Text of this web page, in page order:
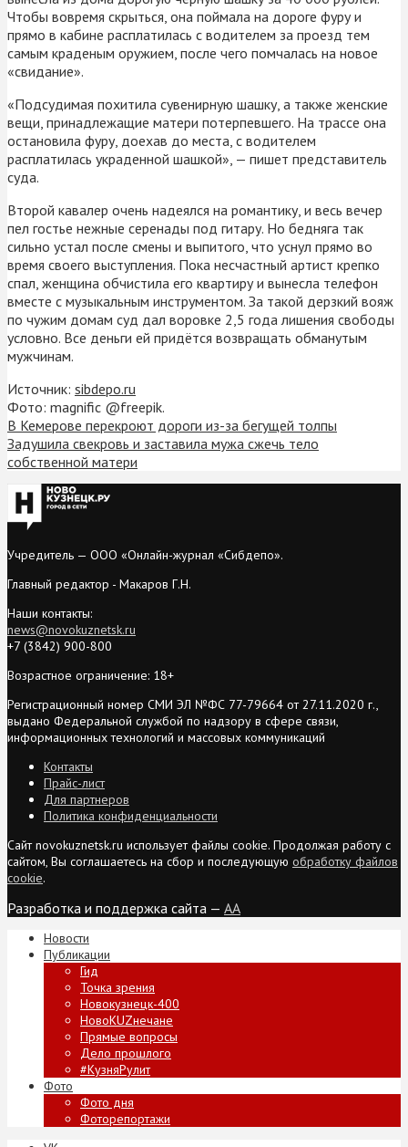
Чтобы вовремя скрыться, она поймала на дороге фуру и
прямо в кабине расплатилась с водителем за проезд тем
самым краденым оружием, после чего помчалась на новое
«свидание».
«Подсудимая похитила сувенирную шашку, а также женские
вещи, принадлежащие матери потерпевшего. На трассе она
остановила фуру, доехав до места, с водителем
расплатилась украденной шашкой», — пишет представитель
суда.
Второй кавалер очень надеялся на романтику, и весь вечер
пел гостье нежные серенады под гитару. Но бедняга так
сильно устал после смены и выпитого, что уснул прямо во
время своего выступления. Пока несчастный артист крепко
спал, женщина обчистила его квартиру и вынесла телефон
вместе с музыкальным инструментом. За такой дерзкий вояж
по чужим домам суд дал воровке 2,5 года лишения свободы
условно. Все деньги ей придётся возвращать обманутым
мужчинам.
Источник: sibdepo.ru
Фото: magnific @freepik.
В Кемерове перекроют дороги из-за бегущей толпы
Задушила свекровь и заставила мужа сжечь тело
собственной матери
Учредитель — ООО «Онлайн-журнал «Сибдепо».
Главный редактор - Макаров Г.Н.
Наши контакты:
news@novokuznetsk.ru
+7 (3842) 900-800
Возрастное ограничение: 18+
Регистрационный номер СМИ ЭЛ №ФС 77-79664 от 27.11.2020 г.,
выдано Федеральной службой по надзору в сфере связи,
информационных технологий и массовых коммуникаций
Контакты
Прайс-лист
Для партнеров
Политика конфиденциальности
Сайт novokuznetsk.ru использует файлы cookie. Продолжая работу с
сайтом, Вы соглашаетесь на сбор и последующую обработку файлов
cookie.
Разработка и поддержка сайта — AA
Новости
Публикации
Гид
Точка зрения
Новокузнецк-400
НовоKUZнечане
Прямые вопросы
Дело прошлого
#КузняРулит
Фото
Фото дня
Фоторепортажи